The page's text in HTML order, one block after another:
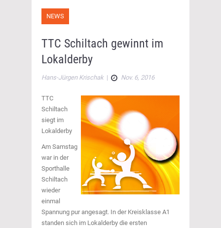
NEWS
TTC Schiltach gewinnt im
Lokalderby
Hans-Jürgen Krischak| Nov. 6, 2016
TTC
Schiltach
siegt im
Lokalderby
Am Samstag
war in der
Sporthalle
Schiltach
wieder
einmal
Spannung pur angesagt. In der Kreisklasse A1
standen sich im Lokalderby die ersten